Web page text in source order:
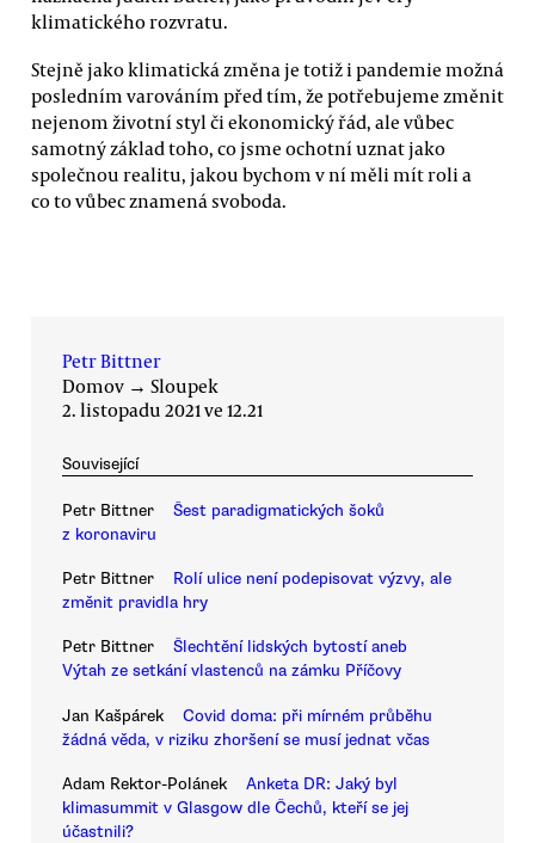
klimatického rozvratu.
Stejně jako klimatická změna je totiž i pandemie možná
posledním varováním před tím, že potřebujeme změnit
nejenom životní styl či ekonomický řád, ale vůbec
samotný základ toho, co jsme ochotní uznat jako
společnou realitu, jakou bychom v ní měli mít roli a
co to vůbec znamená svoboda.
Petr Bittner
Domov → Sloupek
2. listopadu 2021 ve 12.21
Související
Petr Bittner
Šest paradigmatických šoků
z koronaviru
Petr Bittner
Rolí ulice není podepisovat výzvy, ale
změnit pravidla hry
Petr Bittner
Šlechtění lidských bytostí aneb
Výtah ze setkání vlastenců na zámku Příčovy
Jan Kašpárek
Covid doma: při mírném průběhu
žádná věda, v riziku zhoršení se musí jednat včas
Adam Rektor-Polánek
Anketa DR: Jaký byl
klimasummit v Glasgow dle Čechů, kteří se jej
účastnili?